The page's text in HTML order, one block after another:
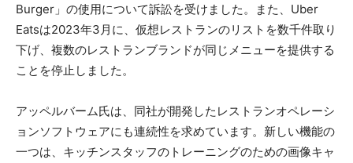
Burger」の使用について訴訟を受けました。また、Uber
Eatsは2023年3月に、仮想レストランのリストを数千件取り
下げ、複数のレストランブランドが同じメニューを提供する
ことを停止しました。
アッペルバーム氏は、同社が開発したレストランオペレーシ
ョンソフトウェアにも連続性を求めています。新しい機能の
一つは、キッチンスタッフのトレーニングのための画像キャ